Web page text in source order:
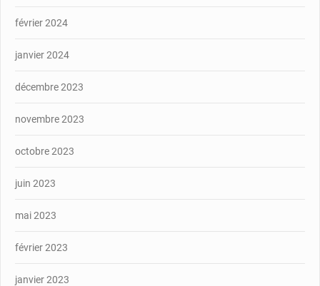
février 2024
janvier 2024
décembre 2023
novembre 2023
octobre 2023
juin 2023
mai 2023
février 2023
janvier 2023